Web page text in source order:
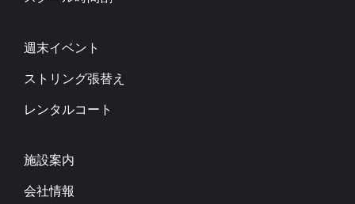
週末イベント
ストリング張替え
レンタルコート
施設案内
会社情報